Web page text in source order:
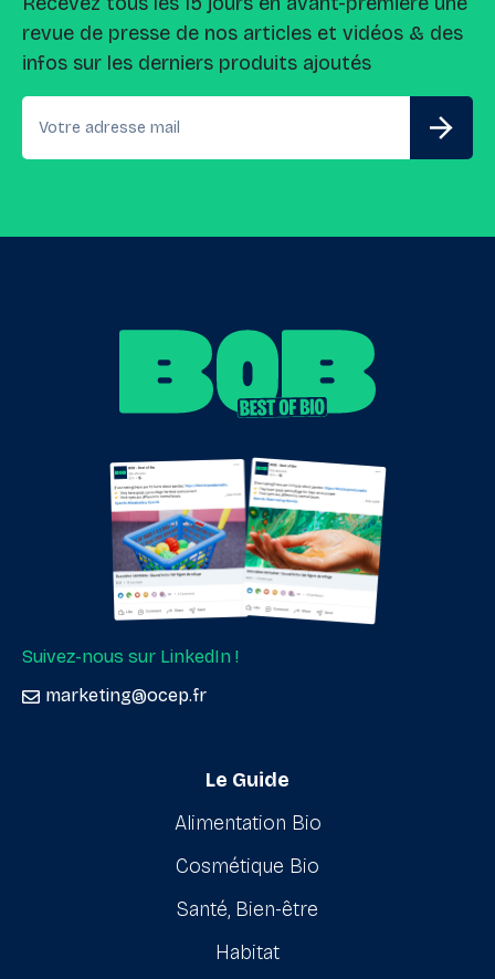
revue de presse de nos articles et vidéos & des
infos sur les derniers produits ajoutés
Suivez-nous sur LinkedIn !
marketing@ocep.fr
Le Guide
Alimentation Bio
Cosmétique Bio
Santé, Bien-être
Habitat